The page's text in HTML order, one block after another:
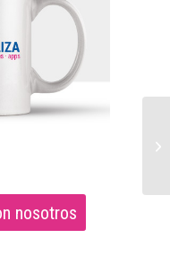
nosotros